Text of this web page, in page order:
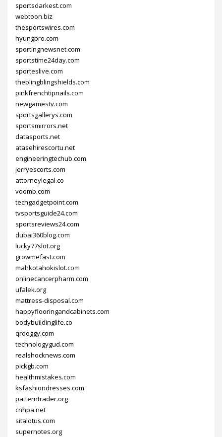
sportsdarkest.com
webtoon.biz
thesportswires.com
hyungpro.com
sportingnewsnet.com
sportstime24day.com
sporteslive.com
theblingblingshields.com
pinkfrenchtipnails.com
newgamestv.com
sportsgallerys.com
sportsmirrors.net
datasports.net
atasehirescortu.net
engineeringtechub.com
jerryescorts.com
attorneylegal.co
voomb.com
techgadgetpoint.com
tvsportsguide24.com
sportsreviews24.com
dubai360blog.com
lucky77slot.org
growmefast.com
mahkotahokislot.com
onlinecancerpharm.com
ufalek.org
mattress-disposal.com
happyflooringandcabinets.com
bodybuildinglife.co
qrdoggy.com
technologygud.com
realshocknews.com
pickgb.com
healthmistakes.com
ksfashiondresses.com
patterntrader.org
cnhpa.net
sitalotus.com
supernotes.org